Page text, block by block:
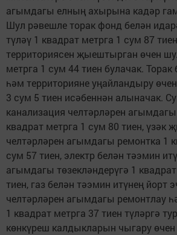
агымдагы елның ахырына кадәр
Шул рәвешле торак фонд белән
түләү 1 квадрат метрга 1 сум 87
территориясен җыештырган өчен
метрга 1 сум 44 тиен булачак.
һәм территорияне уңайландыру
3 сум 5 тиен исәбеннән алыначак. Су
канализация челтәрләрен
квадрат метрга 1 сум 80 тиен, үзәк
челтәрләрен агымдагы ремонтка 1
сум 57 тиен, электр белән тәэмин
агымдагы төзекләндерүгә 1
тиен, газ белән тәэмин итүнең йорт
челтәрләрен агымдагы ремонтлау
1 квадрат метрга 37 тиен түләргә
көнкүреш калдыкларын чыгару